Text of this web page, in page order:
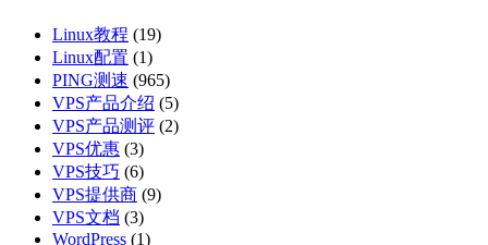
Linux教程 (19)
Linux配置 (1)
PING测速 (965)
VPS产品介绍 (5)
VPS产品测评 (2)
VPS优惠 (3)
VPS技巧 (6)
VPS提供商 (9)
VPS文档 (3)
WordPress (1)